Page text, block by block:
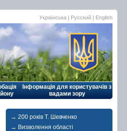
Українська | Русский | English
Інформація для користувачів з
вадами зору
→ 200 років Т. Шевченко
→ Визволення області